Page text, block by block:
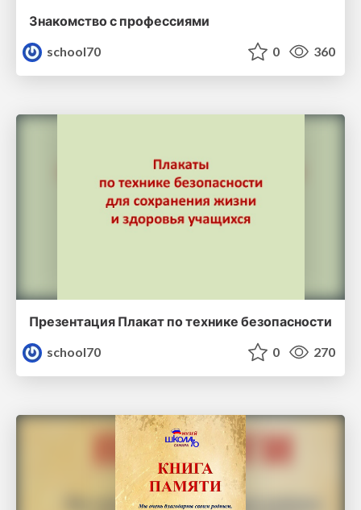
Знакомство с профессиями
school70
0 360
Презентация Плакат по технике безопасности
school70
0 270